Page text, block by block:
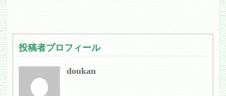
投稿者プロフィール
doukan